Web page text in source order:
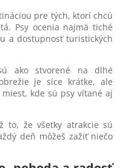
pre tých, ktorí chcú
Psy ocenia najmä tiché
a dostupnosť turistických
ako stvorené na dlhé
je síce krátke, ale
kde sú psy vítané aj
to, že všetky atrakcie sú
deň môžeš zažiť niečo